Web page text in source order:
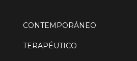
CONTEMPORÁNEO
TERAPÉUTICO